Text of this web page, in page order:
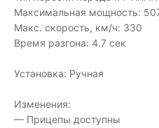
Максимальная мощность:
Макс. скорость, км/ч: 330
Время разгона: 4.7 сек
Установка: Ручная
Изменения:
— Прицепы доступны